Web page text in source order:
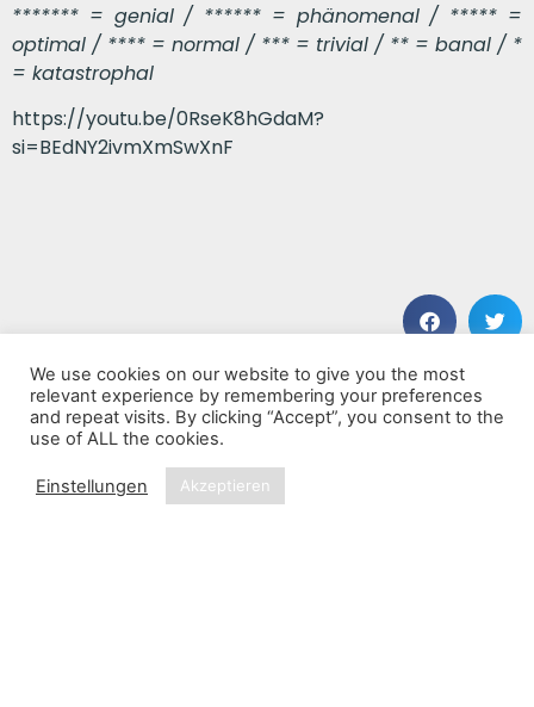
******* = genial / ****** = phänomenal / ***** =
optimal / **** = normal / *** = trivial / ** = banal / *
= katastrophal
https://youtu.be/0RseK8hGdaM?
si=BEdNY2ivmXmSwXnF
VORHERIGER BEITRAG
Two the Max!
NÄCHSTER BEITRAG
Wilderness of Mirrors
We use cookies on our website to give you the most
relevant experience by remembering your preferences
and repeat visits. By clicking “Accept”, you consent to the
use of ALL the cookies.
Einstellungen Akzeptieren